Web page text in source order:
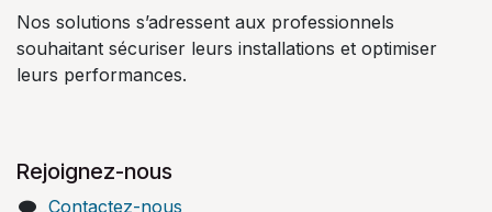
Nos solutions s’adressent aux professionnels
souhaitant sécuriser leurs installations et optimiser
leurs performances.
Rejoignez-nous
Contactez-nous